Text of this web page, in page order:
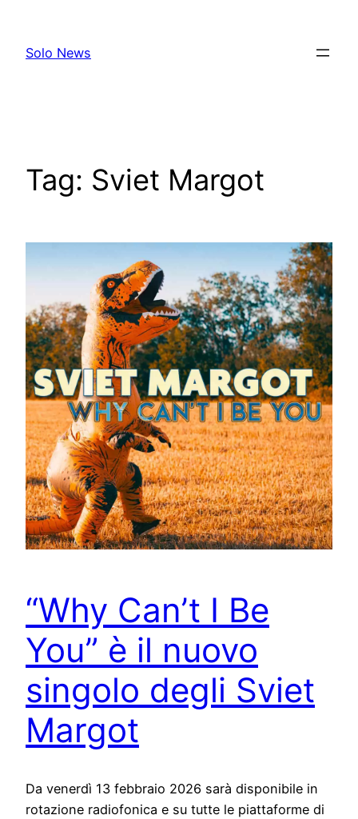
content
Solo News
Tag: Sviet Margot
“Why Can’t I Be
You” è il nuovo
singolo degli Sviet
Margot
Da venerdì 13 febbraio 2026 sarà disponibile in
rotazione radiofonica e su tutte le piattaforme di